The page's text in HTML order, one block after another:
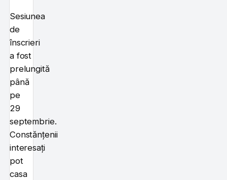
Sesiunea
de
înscrieri
a fost
prelungită
până
pe
29
septembrie.
Constănțenii
interesați
pot
casa